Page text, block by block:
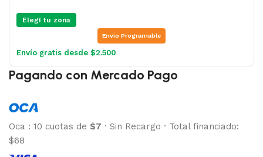
Elegí tu zona
Envio Programable
Envío gratis desde $2.500
Pagando con Mercado Pago
Oca : 10 cuotas de $7 · Sin Recargo · Total financiado:
$68